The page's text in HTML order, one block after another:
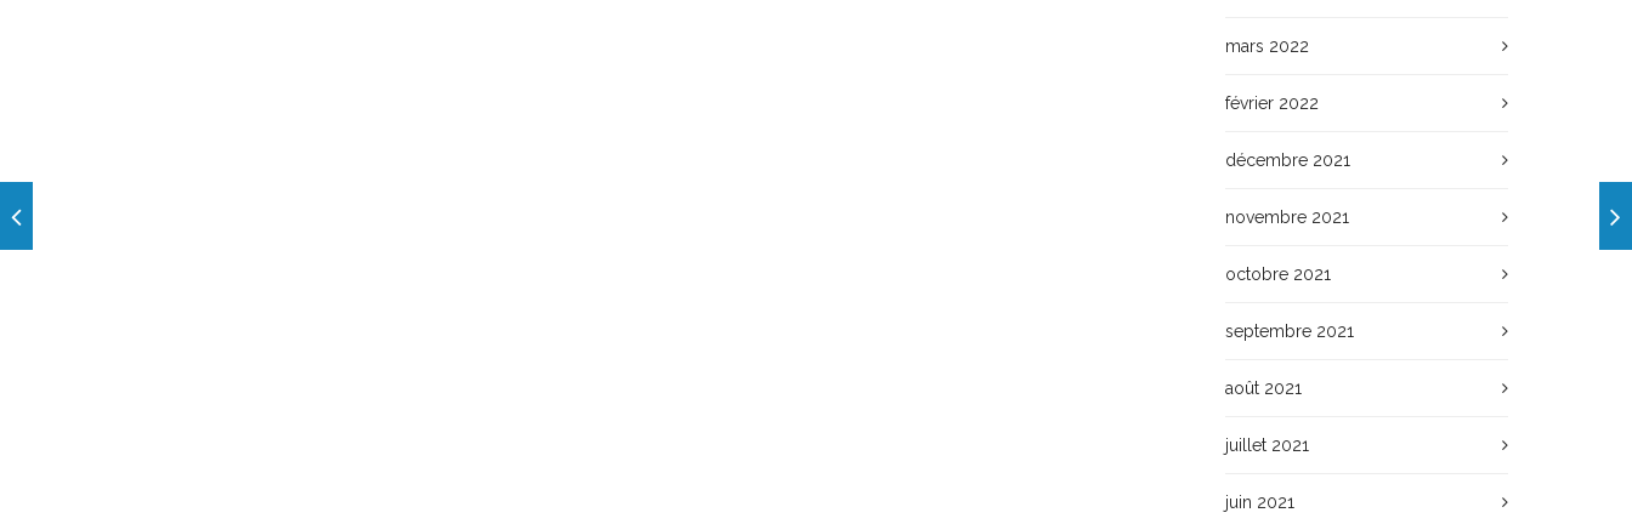
mars 2022
février 2022
décembre 2021
novembre 2021
octobre 2021
septembre 2021
août 2021
juillet 2021
juin 2021